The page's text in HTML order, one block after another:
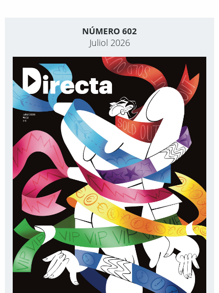
NÚMERO 602
Juliol 2026